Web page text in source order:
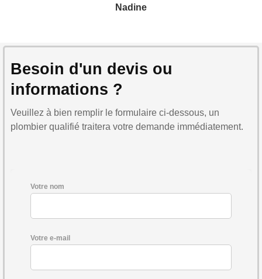
Nadine
Besoin d'un devis ou
informations ?
Veuillez à bien remplir le formulaire ci-dessous, un
plombier qualifié traitera votre demande immédiatement.
Votre nom
Votre e-mail